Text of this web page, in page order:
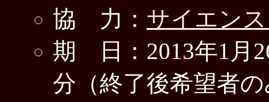
協 力： サイエン
期 日：2013年1月
分（終了後希望者